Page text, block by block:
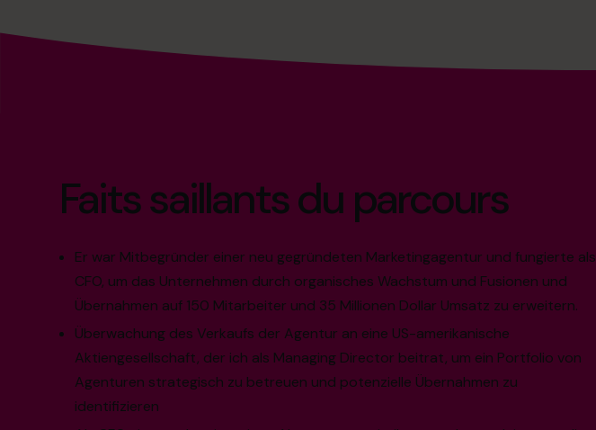
Faits saillants du parcours
Er war Mitbegründer einer neu gegründeten Marketingagentur und fungierte als
CFO, um das Unternehmen durch organisches Wachstum und Fusionen und
Übernahmen auf 150 Mitarbeiter und 35 Millionen Dollar Umsatz zu erweitern.
Überwachung des Verkaufs der Agentur an eine US-amerikanische
Aktiengesellschaft, der ich als Managing Director beitrat, um ein Portfolio von
Agenturen strategisch zu betreuen und potenzielle Übernahmen zu
identifizieren